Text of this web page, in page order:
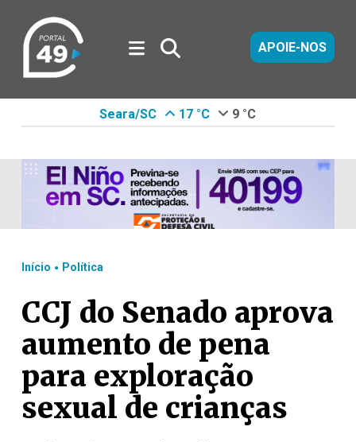
APOIE-NOS
Seara/SC 17 °C 9 °C
Início . Política
CCJ do Senado aprova
aumento de pena
para exploração
sexual de crianças